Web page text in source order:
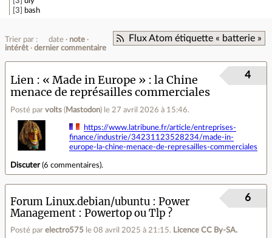
3
bash
Flux Atom étiquette « batterie »
Trier par : date
note
intérêt
dernier commentaire
Lien
« Made in Europe » : la Chine
menace de représailles commerciales
Posté par volts ( Mastodon) le 27 avril 2026 à 15:46.
4
https://www.latribune.fr/article/entreprises-
finance/industrie/34231123528234/made-in-
europe-la-chine-menace-de-represailles-commerciales
Discuter(6 commentaires).
Forum Linux.debian/ubuntu
Power
Management : Powertop ou Tlp ?
Posté par electro575 le 08 avril 2025 à 21:15. Licence CC By‑SA.
6